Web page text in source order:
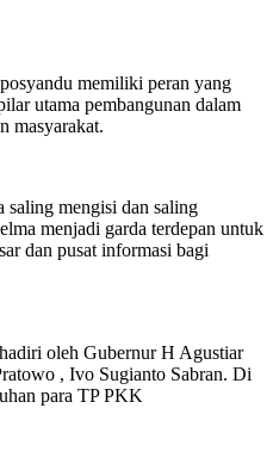
memiliki peran yang
utama pembangunan dalam
masyarakat.
mengisi dan saling
menjadi garda terdepan untuk
dan pusat informasi bagi
oleh Gubernur H Agustiar
, Ivo Sugianto Sabran. Di
para TP PKK